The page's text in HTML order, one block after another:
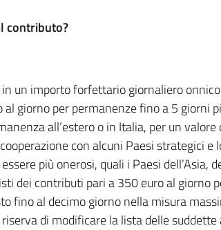
contributo?
un importo forfettario giornaliero
al giorno per permanenze fino a 5 giorni
all’estero o in Italia, per un
con alcuni Paesi strategici
più onerosi, quali i Paesi dell’Asia,
dei contributi pari a 350 euro al giorno
fino al decimo giorno nella misura
di modificare la lista delle suddette